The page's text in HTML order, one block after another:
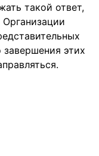
такой ответ,
этих